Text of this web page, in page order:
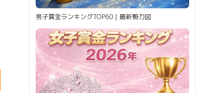
男子賞金ランキングTOP60｜最新勢力図